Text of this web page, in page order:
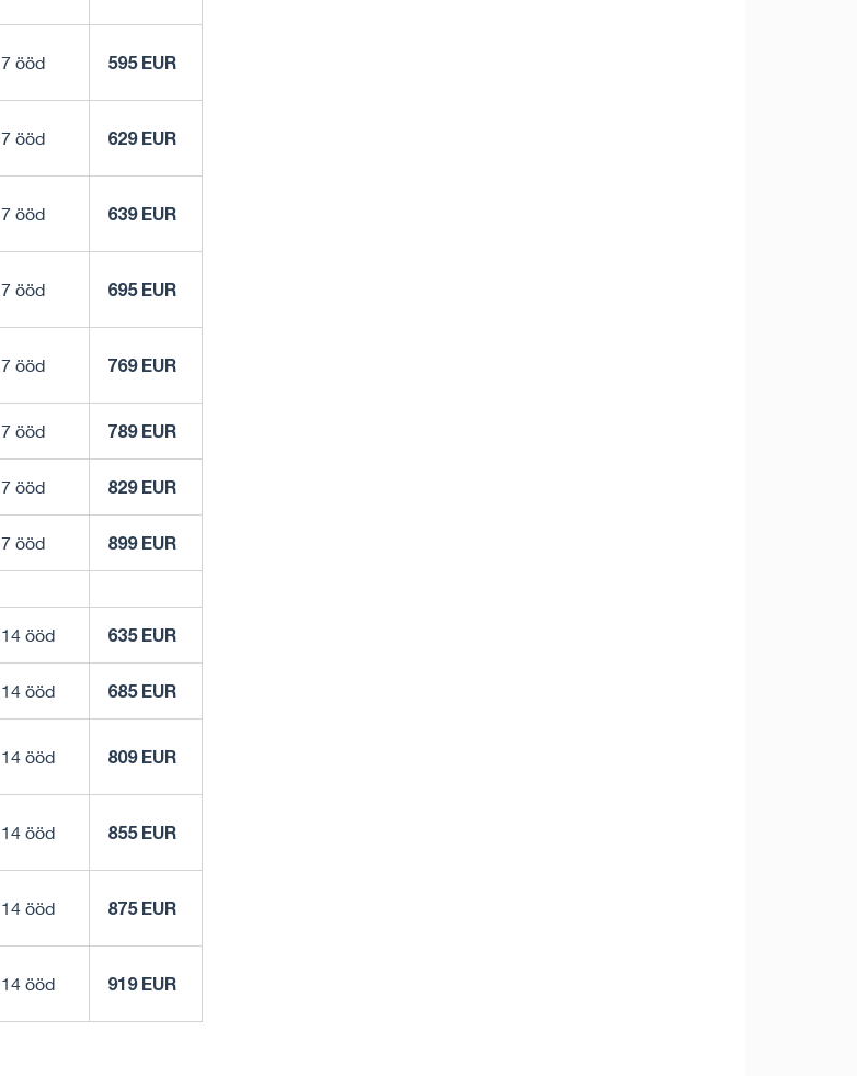
7 ööd 595 EUR
7 ööd 629 EUR
7 ööd 639 EUR
7 ööd 695 EUR
7 ööd 769 EUR
7 ööd 789 EUR
7 ööd 829 EUR
7 ööd 899 EUR
14 ööd 635 EUR
14 ööd 685 EUR
14 ööd 809 EUR
14 ööd 855 EUR
14 ööd 875 EUR
14 ööd 919 EUR